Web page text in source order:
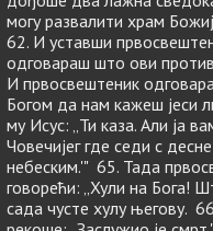
могу развалити храм
62. И уставши
одговараш што ови
И првосвештеник
Богом да нам кажеш јеси
му Исус: „Ти каза. Али ја
Човечијег где седи с
небеским.'" 65. Тада
говорећи: „Хули на Бога!
сада чусте хулу његову.